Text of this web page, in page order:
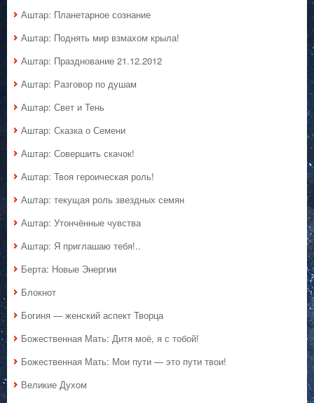
Аштар: Планетарное сознание
Аштар: Поднять мир взмахом крыла!
Аштар: Празднование 21.12.2012
Аштар: Разговор по душам
Аштар: Свет и Тень
Аштар: Сказка о Семени
Аштар: Совершить скачок!
Аштар: Твоя героическая роль!
Аштар: текущая роль звездных семян
Аштар: Утончённые чувства
Аштар: Я приглашаю тебя!..
Берта: Новые Энергии
Блокнот
Богиня — женский аспект Творца
Божественная Мать: Дитя моё, я с тобой!
Божественная Мать: Мои пути — это пути твои!
Великие Духом